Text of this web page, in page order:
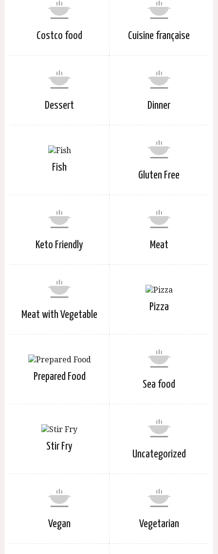
Costco food Cuisine française
Dessert Dinner
Fish
Gluten Free
Keto Friendly Meat
Meat with Vegetable
Pizza
Prepared Food
Sea food
Stir Fry
Uncategorized
Vegan Vegetarian